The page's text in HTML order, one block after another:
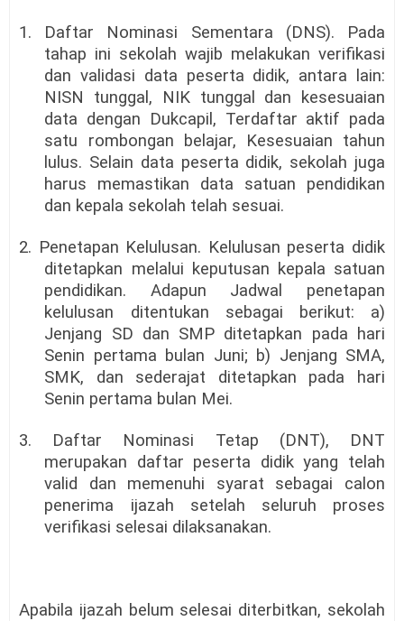
1. Daftar Nominasi Sementara (DNS). Pada
tahap ini sekolah wajib melakukan verifikasi
dan validasi data peserta didik, antara lain:
NISN tunggal, NIK tunggal dan kesesuaian
data dengan Dukcapil, Terdaftar aktif pada
satu rombongan belajar, Kesesuaian tahun
lulus. Selain data peserta didik, sekolah juga
harus memastikan data satuan pendidikan
dan kepala sekolah telah sesuai.
2. Penetapan Kelulusan. Kelulusan peserta didik
ditetapkan melalui keputusan kepala satuan
pendidikan. Adapun Jadwal penetapan
kelulusan ditentukan sebagai berikut: a)
Jenjang SD dan SMP ditetapkan pada hari
Senin pertama bulan Juni; b) Jenjang SMA,
SMK, dan sederajat ditetapkan pada hari
Senin pertama bulan Mei.
3. Daftar Nominasi Tetap (DNT), DNT
merupakan daftar peserta didik yang telah
valid dan memenuhi syarat sebagai calon
penerima ijazah setelah seluruh proses
verifikasi selesai dilaksanakan.
Apabila ijazah belum selesai diterbitkan, sekolah